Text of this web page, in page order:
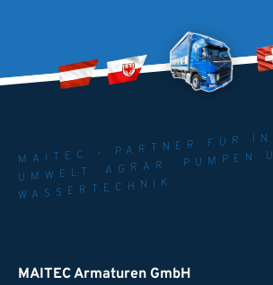
MAITEC - PARTNER FÜR
UMWELT. AGRAR. PUMPEN
WASSERTECHNIK
MAITEC Armaturen GmbH